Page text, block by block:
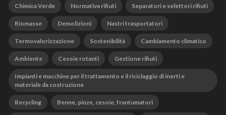
Chimica Verde Normativa rifiuti Separatori e selettori rifiuti
Biomasse Demolizioni Nastri trasportatori
Termovalorizzazione Sostenibilità Cambiamento climatico
Ambiente Cesoie rotanti Gestione rifiuti
Impianti e macchine per il trattamento e il riciclaggio di inerti e
materiale da costruzione
Recycling Benne, pinze, cesoie, frantumatori